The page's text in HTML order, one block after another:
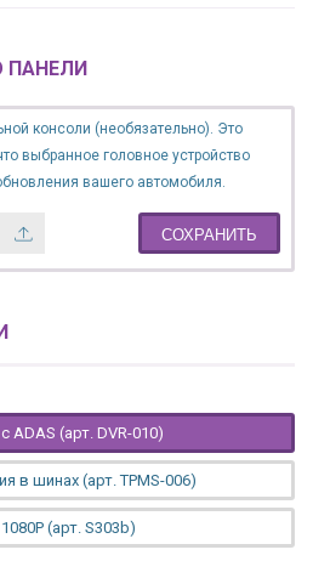
ПАНЕЛИ
консоли (необязательно). Это
выбранное головное устройство
вашего автомобиля.
СОХРАНИТЬ
ADAS (арт. DVR-010)
в шинах (арт. TPMS-006)
(арт. S303b)